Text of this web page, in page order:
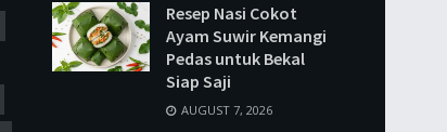
Resep Nasi Cokot
Ayam Suwir Kemangi
Pedas untuk Bekal
Siap Saji
AUGUST 7, 2026